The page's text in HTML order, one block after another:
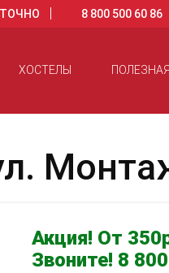
8 800 500 60 86
ХОСТЕЛЫ
Акция! От
Звоните! 8